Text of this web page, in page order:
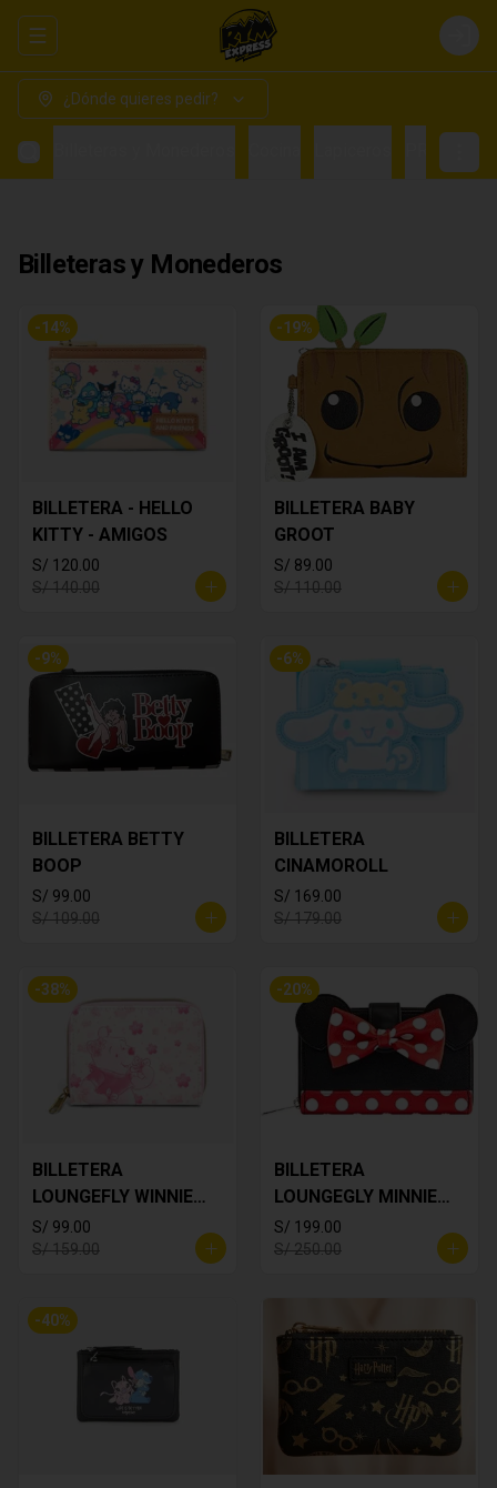
Abrir menu de navegación Login
¿Dónde quieres pedir?
Billeteras y Monederos
-14%
BILLETERA - HELLO
KITTY - AMIGOS
S/ 120.00
S/ 140.00
-19%
BILLETERA BABY
GROOT
S/ 89.00
S/ 110.00
-9%
BILLETERA BETTY
BOOP
S/ 99.00
S/ 109.00
-6%
BILLETERA
CINAMOROLL
S/ 169.00
S/ 179.00
-38%
BILLETERA
LOUNGEFLY WINNIE
THE POOH
S/ 99.00
S/ 159.00
-20%
BILLETERA
LOUNGEGLY MINNIE
MOUSE
S/ 199.00
S/ 250.00
-40%